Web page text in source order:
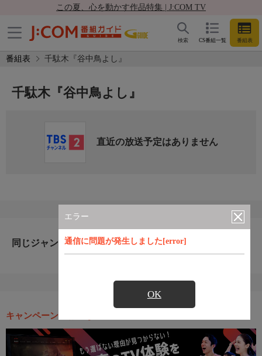
この夏、心を動かす作品特集 | J:COM TV
CS番組一覧 番組表
検索
番組表 千駄木『谷中鳥よし』
エラー
通信に問題が発生しました[error]
OK
千駄木『谷中鳥よし』
直近の放送予定はありません
同じジャンルのおすすめ番組
キャンペーン・お得な情報